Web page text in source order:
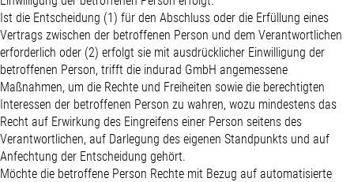
Ist die Entscheidung (1) für den Abschluss oder die Erfüllung eines
Vertrags zwischen der betroffenen Person und dem Verantwortlichen
erforderlich oder (2) erfolgt sie mit ausdrücklicher Einwilligung der
betroffenen Person, trifft die indurad GmbH angemessene
Maßnahmen, um die Rechte und Freiheiten sowie die berechtigten
Interessen der betroffenen Person zu wahren, wozu mindestens das
Recht auf Erwirkung des Eingreifens einer Person seitens des
Verantwortlichen, auf Darlegung des eigenen Standpunkts und auf
Anfechtung der Entscheidung gehört.
Möchte die betroffene Person Rechte mit Bezug auf automatisierte